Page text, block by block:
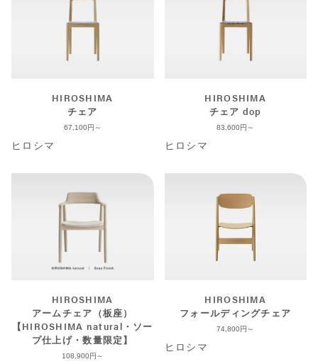
HIROSHIMA
チェア
67,100
ヒロシマ
HIROSHIMA
チェア dop
83,600
ヒロシマ
HIROSHIMA
アームチェア（板座）
【HIROSHIMA natural・ソー
プ仕上げ・数量限定】
108,900
HIROSHIMA
フォールディングチェア
74,800
ヒロシマ